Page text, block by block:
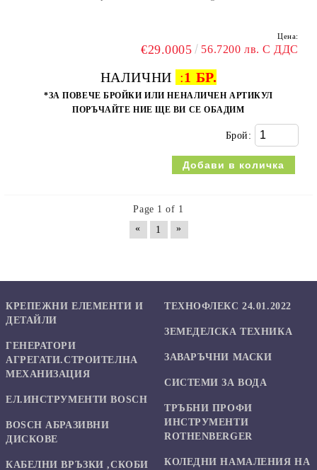
Цена:
€29.0005 56.7200 лв. С ДДС
НАЛИЧНИ :1 БР.
*ЗА ПОВЕЧЕ БРОЙКИ ИЛИ НЕНАЛИЧЕН АРТИКУЛ
ПОРЪЧАЙТЕ НИЕ ЩЕ ВИ СЕ ОБАДИМ
Брой:
Page 1 of 1
«
1 »
КРЕПЕЖНИ ЕЛЕМЕНТИ И
ДЕТАЙЛИ
ГЕНЕРАТОРИ
АГРЕГАТИ.СТРОИТЕЛНА
МЕХАНИЗАЦИЯ
ЕЛ.ИНСТРУМЕНТИ BOSCH
BOSCH АБРАЗИВНИ
ДИСКОВЕ
КАБЕЛНИ ВРЪЗКИ ,СКОБИ
ТЕХНОФЛЕКС 24.01.2022
ЗЕМЕДЕЛСКА ТЕХНИКА
ЗАВАРЪЧНИ МАСКИ
СИСТЕМИ ЗА ВОДА
ТРЪБНИ ПРОФИ
ИНСТРУМЕНТИ
ROTHENBERGER
КОЛЕДНИ НАМАЛЕНИЯ НА